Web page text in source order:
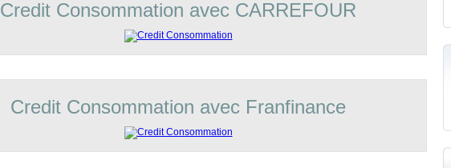
Credit Consommation avec CARREFOUR
Credit Consommation avec Franfinance